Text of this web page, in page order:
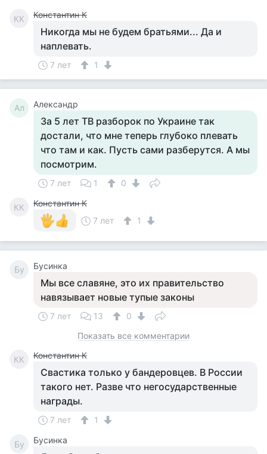
КК Константин К
Никогда мы не будем братьями... Да и
наплевать.
7 лет 1
Ал Александр
За 5 лет ТВ разборок по Украине так
достали, что мне теперь глубоко плевать
что там и как. Пусть сами разберутся. А мы
посмотрим.
7 лет 1 0
КК
Константин К
7 лет
1
Бу Бусинка
Мы все славяне, это их правительство
навязывает новые тупые законы
7 лет 13
0
Показать все комментарии
КК Константин К
Свастика только у бандеровцев. В России
такого нет. Разве что негосударственные
награды.
7 лет 1
Бу Бусинка